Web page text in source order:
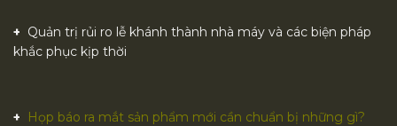
Quản trị rủi ro lễ khánh thành nhà máy và các biện pháp
khắc phục kịp thời
Họp báo ra mắt sản phẩm mới cần chuẩn bị những gì?